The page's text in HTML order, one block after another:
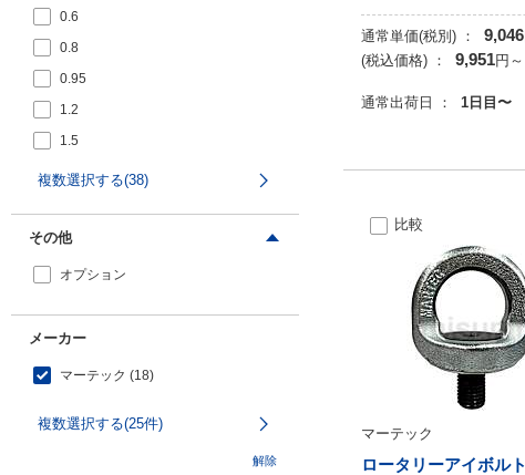
0.6
0.8
0.95
1.2
1.5
1.6
2.3
3.4
複数選択する(38)
その他
オプション
メーカー
マーテック (18)
複数選択する(25件)
解除
通常単価(税別) ： 9,046
(税込価格) ：
9,951円 ～
通常出荷日 ： 1日目〜
比較
マーテック
ロータリーアイボルト